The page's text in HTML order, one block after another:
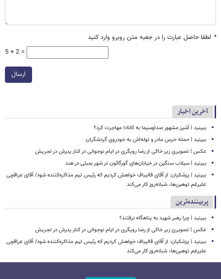
* لطفا حاصل عبارت را در جعبه متن روبرو وارد کنید
5 + 2 =
ارسال
آخرین اخبار
ببینید | آشپز مشهور صداوسیما به کانادا مهاجرت کرد؟
ببینید | حمله خرس مادر و توله‌اش به خودروی گردشگران
عکس | تصویری زیر خاکی از رضا رویگری در ایام نوجوانی در کنار پدرش در تجریش
ببینید | سیلاب‌ سنگین در خیابان‌های گورگائون در شهر بمبئی در هند
ببینید | پزشکیان: از آقای قالیباف خواهش کردیم که رئیس تیم مذاکره‌کننده شود/ آقای عراقچی
علیرغم توهین‌ها، شبانه‌روز کار می‌کند
پربیننده‌ترین
ببینید | چرا رهبر شهید به پناهگاه نرفتند؟
عکس | تصویری زیر خاکی از رضا رویگری در ایام نوجوانی در کنار پدرش در تجریش
ببینید | پزشکیان: از آقای قالیباف خواهش کردیم که رئیس تیم مذاکره‌کننده شود/ آقای عراقچی
علیرغم توهین‌ها، شبانه‌روز کار می‌کند